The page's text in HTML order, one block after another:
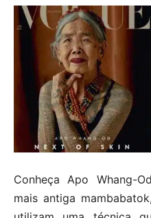
Conheça Apo Whang-
mais antiga